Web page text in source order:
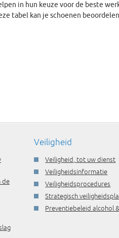
in hun keuze voor de beste
tabel kan je schoenen
de
Veiligheid
Veiligheid, tot uw dienst
Veiligheidsinformatie
Veiligheidsprocedures
Strategisch
Preventiebeleid alcohol